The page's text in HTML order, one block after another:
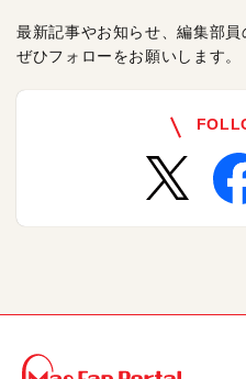
最新記事やお知らせ、編集部員
ぜひフォローをお願いします。